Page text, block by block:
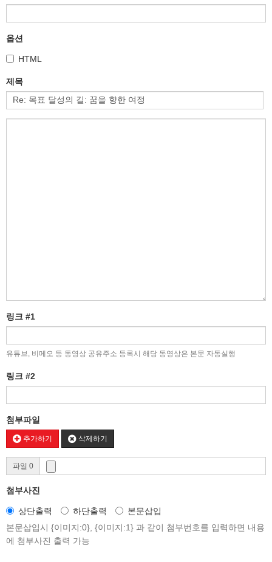
옵션
HTML
제목
링크 #1
유튜브, 비메오 등 동영상 공유주소 등록시 해당 동영상은 본문 자동실행
링크 #2
첨부파일
추가하기 삭제하기
파일 0
첨부사진
상단출력 하단출력
본문삽입
본문삽입시 {이미지:0}, {이미지:1} 과 같이 첨부번호를 입력하면 내용
에 첨부사진 출력 가능